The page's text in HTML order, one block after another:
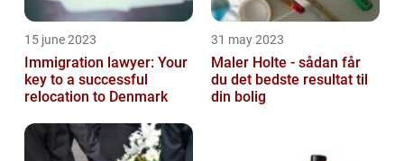
15 june 2023
Immigration lawyer: Your
key to a successful
relocation to Denmark
31 may 2023
Maler Holte - sådan får
du det bedste resultat til
din bolig